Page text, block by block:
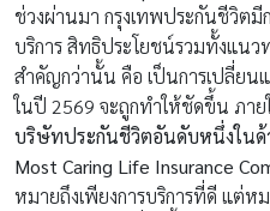
ช่วงผ่านมา กรุงเทพประกันชีวิ
บริการ สิทธิประโยชน์รวมทั้งแนว
สำคัญกว่านั้น คือ เป็นการเปลี่ยน
ในปี 2569 จะถูกทำให้ชัดขึ้น ภา
บริษัทประกันชีวิตอันดับหนึ่งในด้
Most Caring Life Insurance
หมายถึงเพียงการบริการที่ดี แต่ห